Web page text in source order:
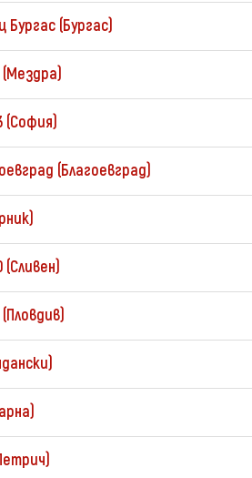
Бургас (Бургас)
(София)
(Благоевград)
(Сливен)